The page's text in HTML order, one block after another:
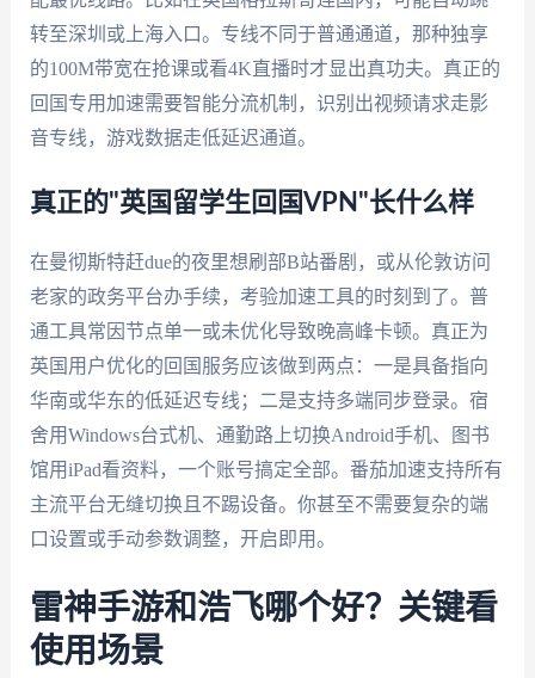
转至深圳或上海入口。专线不同于普通通道，那种独享
的100M带宽在抢课或看4K直播时才显出真功夫。真正的
回国专用加速需要智能分流机制，识别出视频请求走影
音专线，游戏数据走低延迟通道。
真正的"英国留学生回国VPN"长什么样
在曼彻斯特赶due的夜里想刷部B站番剧，或从伦敦访问
老家的政务平台办手续，考验加速工具的时刻到了。普
通工具常因节点单一或未优化导致晚高峰卡顿。真正为
英国用户优化的回国服务应该做到两点：一是具备指向
华南或华东的低延迟专线；二是支持多端同步登录。宿
舍用Windows台式机、通勤路上切换Android手机、图书
馆用iPad看资料，一个账号搞定全部。番茄加速支持所有
主流平台无缝切换且不踢设备。你甚至不需要复杂的端
口设置或手动参数调整，开启即用。
雷神手游和浩飞哪个好？关键看
使用场景